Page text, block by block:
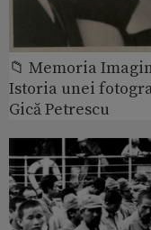
📁 Memoria
Istoria unei
Gică Petrescu